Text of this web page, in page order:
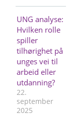
UNG analyse:
Hvilken rolle
spiller
tilhørighet på
unges vei til
arbeid eller
utdanning?
22.
september
2025